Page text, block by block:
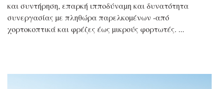
και συντήρηση, επαρκή ιπποδύναµη και δυνατότητα
συνεργασίας µε πληθώρα παρελκοµένων -από
χορτοκοπτικά και φρέζες έως µικρούς φορτωτές.